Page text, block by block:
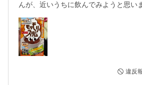
んが、近いうちに飲んでみようと思い
違反